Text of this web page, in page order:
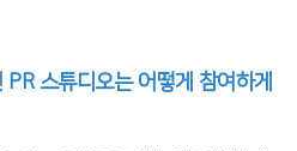
스튜디오는 어떻게 참여하게